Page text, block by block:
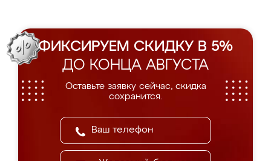
ФИКСИРУЕМ СКИДКУ В 5%
ДО КОНЦА АВГУСТА
Оставьте заявку сейчас, скидка
сохранится.